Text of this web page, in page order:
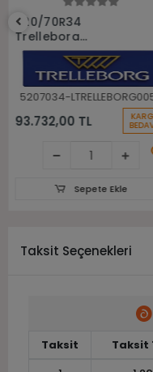
520/70R34
Trelleborg
148A8(148B) Tm700
Tl Radyal Traktör
Lastiği
5207034-
93.732,00 TL
Sepete Ekle
Taksit Seçenekleri
Taksit Taksit